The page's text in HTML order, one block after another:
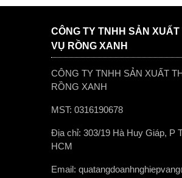
49,000 đ
Nón bảo hiểm in
47,000đ
áo mưa quà
cho trẻ em mẫu
CÔNG TY TNHH SẢN
VỤ RỒNG XANH
CÔNG TY TNHH SẢN XUẤT
RỒNG XANH
MST: 0316190678
Địa chỉ: 303/19 Hà Huy Giáp, P
HCM
Email: